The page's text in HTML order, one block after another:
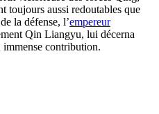
toujours aussi redoutables que
la défense, l’empereur
Qin Liangyu, lui décerna
immense contribution.